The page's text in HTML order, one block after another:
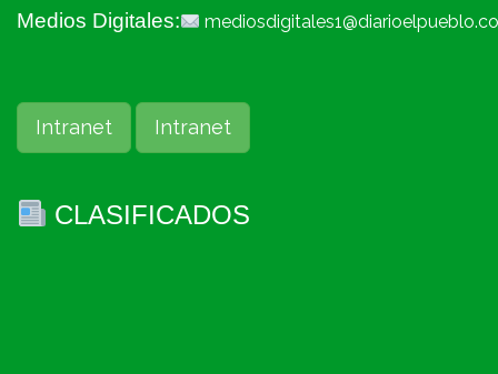
Medios Digitales:
Intranet Intranet
CLASIFICADOS